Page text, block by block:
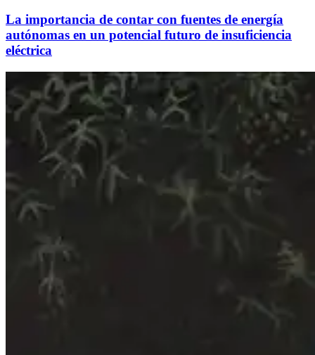
La importancia de contar con fuentes de energía
autónomas en un potencial futuro de insuficiencia
eléctrica